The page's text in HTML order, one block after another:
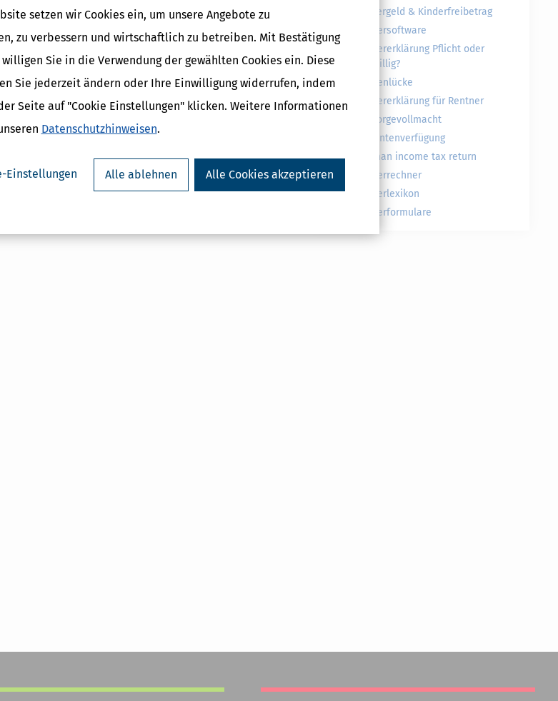
setzen wir Cookies ein, um unsere Angebote zu
zu verbessern und wirtschaftlich zu betreiben. Mit Bestätigung
Sie in die Verwendung der gewählten Cookies ein. Diese
Sie jederzeit ändern oder Ihre Einwilligung widerrufen, indem
Seite auf "Cookie Einstellungen" klicken. Weitere Informationen
Datenschutzhinweisen.
Einstellungen Alle ablehnen Alle Cookies akzeptieren
Druckversion
Verwandte Begriffe
Einnahmen
Einkunfsermittlung
Einkünfte aus selbstständiger Arbeit
Kindergeld & Kinderfreibetrag
Steuersoftware
Steuererklärung Pflicht oder
freiwillig?
Rentenlücke
Steuererklärung für Rentner
Vorsorgevollmacht
Patientenverfügung
German income tax return
Steuerrechner
Steuerlexikon
Steuerformulare